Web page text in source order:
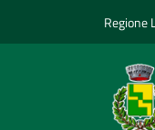
Regione